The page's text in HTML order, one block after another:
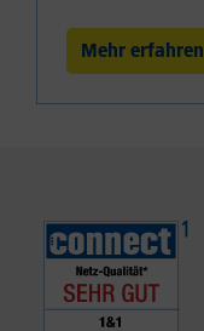
Mehr erfahren